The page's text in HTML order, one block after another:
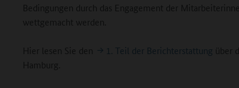
Bedingungen durch das Engagement der
wettgemacht werden.
Hier lesen Sie den 1. Teil der Berichterstattung über
Hamburg.